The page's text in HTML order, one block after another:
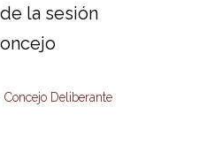
la sesión
Concejo Deliberante